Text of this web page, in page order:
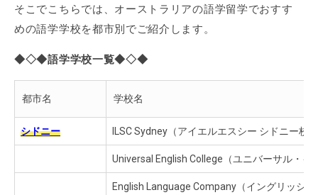
そこでこちらでは、オーストラリアの語学留学でおすす
めの語学学校を都市別でご紹介します。
◆◇◆語学学校一覧◆◇◆
都市名 学校名
シドニー ILSC Sydney（アイエルエスシー シドニー校）
Universal English College（ユニバーサル・イ
English Language Company（イングリッシ